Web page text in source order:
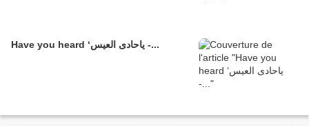
Have you heard ‘ياحادى العيس -...